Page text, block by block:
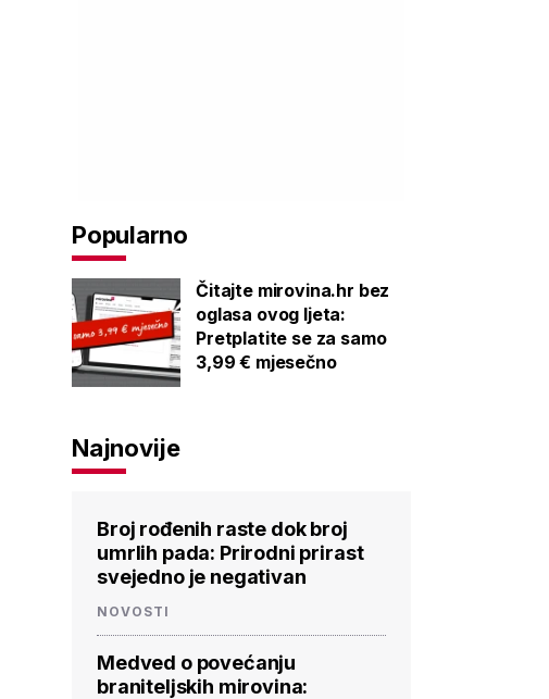
Popularno
Čitajte mirovina.hr bez
oglasa ovog ljeta:
Pretplatite se za samo
3,99 € mjesečno
Najnovije
Broj rođenih raste dok broj
umrlih pada: Prirodni prirast
svejedno je negativan
NOVOSTI
Medved o povećanju
braniteljskih mirovina: